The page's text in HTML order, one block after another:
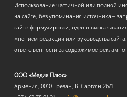
Использование частичной или полной
на сайте, без упоминания источника –
сайте формулировки, идеи и
мнением редакции или руководства
ответственности за содержимое
ООО «Медиа Плюс»
Армения, 0010 Ереван, В. Саргсян 26/1